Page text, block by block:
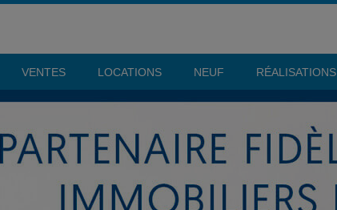
VENTES LOCATIONS NEUF RÉALISATIONS